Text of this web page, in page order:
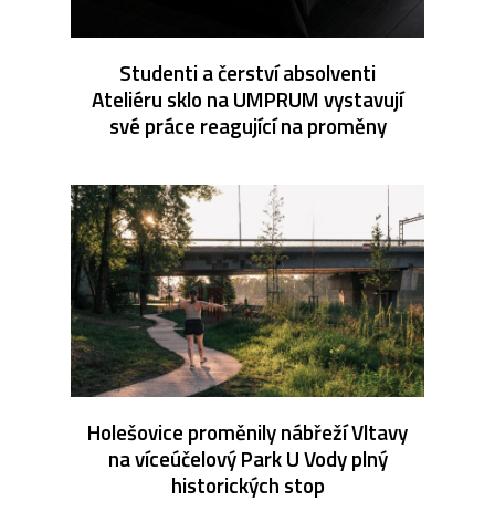
Studenti a čerství absolventi
Ateliéru sklo na UMPRUM vystavují
své práce reagující na proměny
Holešovice proměnily nábřeží Vltavy
na víceúčelový Park U Vody plný
historických stop